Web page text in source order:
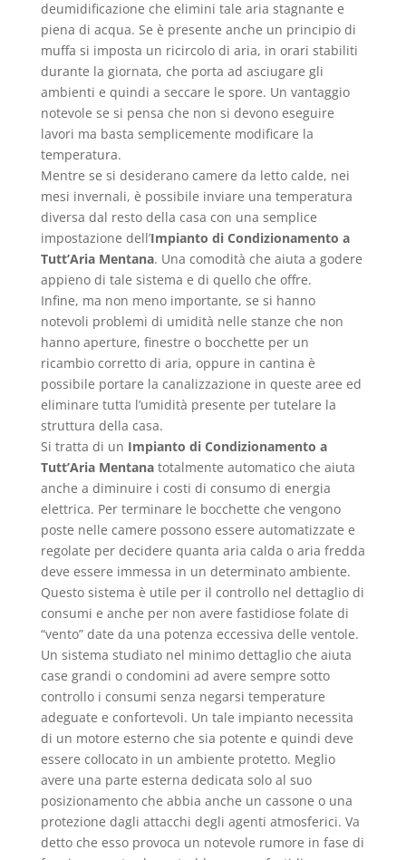
deumidificazione che elimini tale aria stagnante e
piena di acqua. Se è presente anche un principio di
muffa si imposta un ricircolo di aria, in orari stabiliti
durante la giornata, che porta ad asciugare gli
ambienti e quindi a seccare le spore. Un vantaggio
notevole se si pensa che non si devono eseguire
lavori ma basta semplicemente modificare la
temperatura.
Mentre se si desiderano camere da letto calde, nei
mesi invernali, è possibile inviare una temperatura
diversa dal resto della casa con una semplice
impostazione dell’Impianto di Condizionamento a
Tutt’Aria Mentana. Una comodità che aiuta a godere
appieno di tale sistema e di quello che offre.
Infine, ma non meno importante, se si hanno
notevoli problemi di umidità nelle stanze che non
hanno aperture, finestre o bocchette per un
ricambio corretto di aria, oppure in cantina è
possibile portare la canalizzazione in queste aree ed
eliminare tutta l’umidità presente per tutelare la
struttura della casa.
Si tratta di un Impianto di Condizionamento a
Tutt’Aria Mentanatotalmente automatico che aiuta
anche a diminuire i costi di consumo di energia
elettrica. Per terminare le bocchette che vengono
poste nelle camere possono essere automatizzate e
regolate per decidere quanta aria calda o aria fredda
deve essere immessa in un determinato ambiente.
Questo sistema è utile per il controllo nel dettaglio di
consumi e anche per non avere fastidiose folate di
“vento” date da una potenza eccessiva delle ventole.
Un sistema studiato nel minimo dettaglio che aiuta
case grandi o condomini ad avere sempre sotto
controllo i consumi senza negarsi temperature
adeguate e confortevoli. Un tale impianto necessita
di un motore esterno che sia potente e quindi deve
essere collocato in un ambiente protetto. Meglio
avere una parte esterna dedicata solo al suo
posizionamento che abbia anche un cassone o una
protezione dagli attacchi degli agenti atmosferici. Va
detto che esso provoca un notevole rumore in fase di